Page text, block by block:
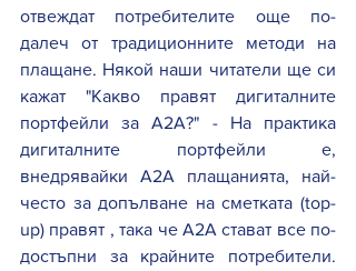
отвеждат потребителите още по-
далеч от традиционните методи на
плащане. Някой наши читатели ще си
кажат "Какво правят дигиталните
портфейли за A2A?" - На практика
дигиталните портфейли е,
внедрявайки A2A плащанията, най-
често за допълване на сметката (top-
up) правят , така че A2A стават все по-
достъпни за крайните потребители.